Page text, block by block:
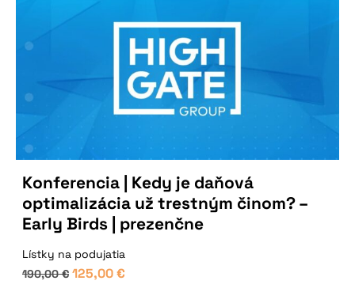
Konferencia | Kedy je daňová
optimalizácia už trestným činom? –
Early Birds | prezenčne
Lístky na podujatia
190,00€ 125,00€